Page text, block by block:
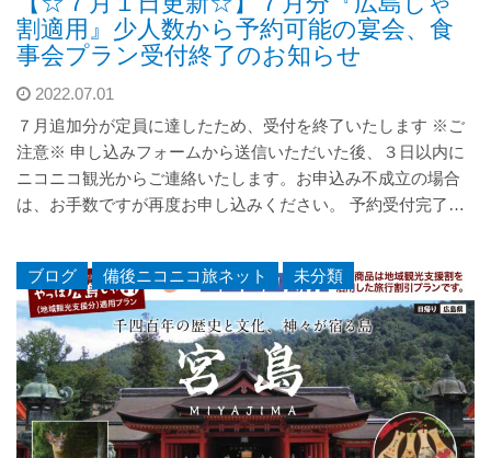
割適用』少人数から予約可能の宴会、食
事会プラン受付終了のお知らせ
2022.07.01
７月追加分が定員に達したため、受付を終了いたします ※ご
注意※ 申し込みフォームから送信いただいた後、３日以内に
ニコニコ観光からご連絡いたします。お申込み不成立の場合
は、お手数ですが再度お申し込みください。 予約受付完了…
ブログ , 備後ニコニコ旅ネット , 未分類